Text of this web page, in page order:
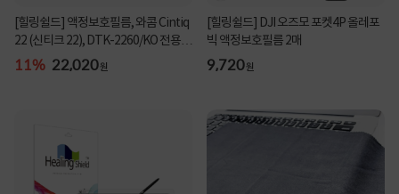
[힐링쉴드] 액정보호필름, 와콤 Cintiq
22 (신티크 22), DTK-2260/KO 전용
필름, 힐...
11% 22,020원
[힐링쉴드] DJI 오즈모 포켓4P 올레포
빅 액정보호필름 2매
9,720원